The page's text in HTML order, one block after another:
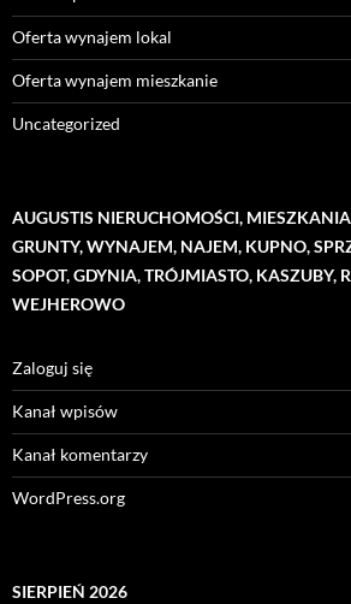
Oferta wynajem lokal
Oferta wynajem mieszkanie
Uncategorized
AUGUSTIS NIERUCHOMOŚCI,
GRUNTY, WYNAJEM, NAJEM, KUPNO,
SOPOT, GDYNIA, TRÓJMIASTO, KASZUBY,
WEJHEROWO
Zaloguj się
Kanał wpisów
Kanał komentarzy
WordPress.org
SIERPIEŃ 2026